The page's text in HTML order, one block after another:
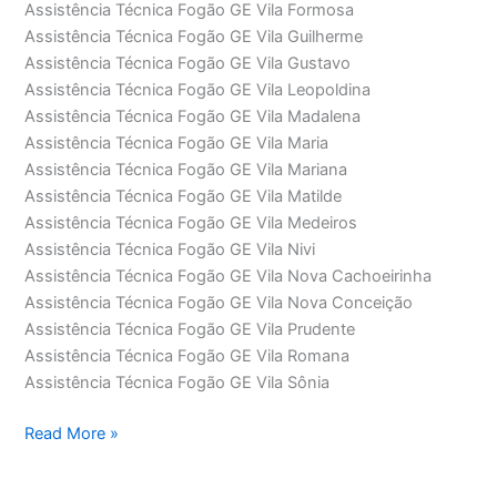
Assistência Técnica Fogão GE Vila Formosa
Assistência Técnica Fogão GE Vila Guilherme
Assistência Técnica Fogão GE Vila Gustavo
Assistência Técnica Fogão GE Vila Leopoldina
Assistência Técnica Fogão GE Vila Madalena
Assistência Técnica Fogão GE Vila Maria
Assistência Técnica Fogão GE Vila Mariana
Assistência Técnica Fogão GE Vila Matilde
Assistência Técnica Fogão GE Vila Medeiros
Assistência Técnica Fogão GE Vila Nivi
Assistência Técnica Fogão GE Vila Nova Cachoeirinha
Assistência Técnica Fogão GE Vila Nova Conceição
Assistência Técnica Fogão GE Vila Prudente
Assistência Técnica Fogão GE Vila Romana
Assistência Técnica Fogão GE Vila Sônia
Assistência
Read More »